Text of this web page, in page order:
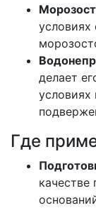
делает
Где
качестве